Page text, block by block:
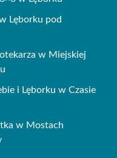
Lęborku pod
w Miejskiej
i Lęborku w Czasie
w Mostach